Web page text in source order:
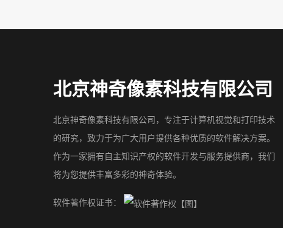
北京神奇像素科技有限公司
北京神奇像素科技有限公司，专注于计算机视觉和打印技术
的研究，致力于为广大用户提供各种优质的软件解决方案。
作为一家拥有自主知识产权的软件开发与服务提供商，我们
将为您提供丰富多彩的神奇体验。
软件著作权证书：